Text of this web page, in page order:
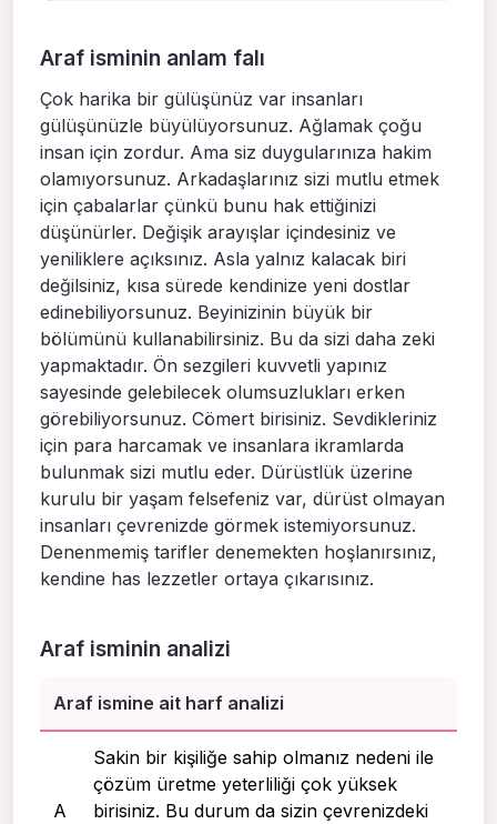
Araf isminin anlam falı
Çok harika bir gülüşünüz var insanları
gülüşünüzle büyülüyorsunuz. Ağlamak çoğu
insan için zordur. Ama siz duygularınıza hakim
olamıyorsunuz. Arkadaşlarınız sizi mutlu etmek
için çabalarlar çünkü bunu hak ettiğinizi
düşünürler. Değişik arayışlar içindesiniz ve
yeniliklere açıksınız. Asla yalnız kalacak biri
değilsiniz, kısa sürede kendinize yeni dostlar
edinebiliyorsunuz. Beyinizinin büyük bir
bölümünü kullanabilirsiniz. Bu da sizi daha zeki
yapmaktadır. Ön sezgileri kuvvetli yapınız
sayesinde gelebilecek olumsuzlukları erken
görebiliyorsunuz. Cömert birisiniz. Sevdikleriniz
için para harcamak ve insanlara ikramlarda
bulunmak sizi mutlu eder. Dürüstlük üzerine
kurulu bir yaşam felsefeniz var, dürüst olmayan
insanları çevrenizde görmek istemiyorsunuz.
Denenmemiş tarifler denemekten hoşlanırsınız,
kendine has lezzetler ortaya çıkarısınız.
Araf isminin analizi
Araf ismine ait harf analizi
A
Sakin bir kişiliğe sahip olmanız nedeni ile
çözüm üretme yeterliliği çok yüksek
birisiniz. Bu durum da sizin çevrenizdeki